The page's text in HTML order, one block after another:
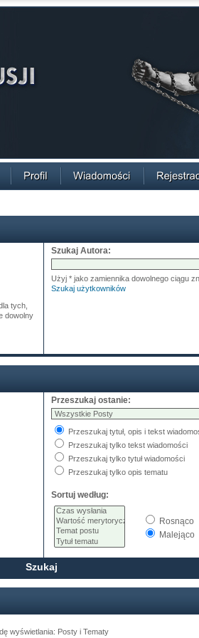
tych,
dowolny
Szukaj Autora:
Użyj * jako zamiennika dowolnego ciągu
Szukaj użytkowników
Przeszukaj ostanie:
Przeszukaj tytuł, opis i tekst
Przeszukaj tylko tekst wiadomości
Przeszukaj tylko tytuł wiadomości
Przeszukaj tylko opis tematu
Sortuj według:
Rosnąco
Malejąco
wyświetlania: Posty i Tematy